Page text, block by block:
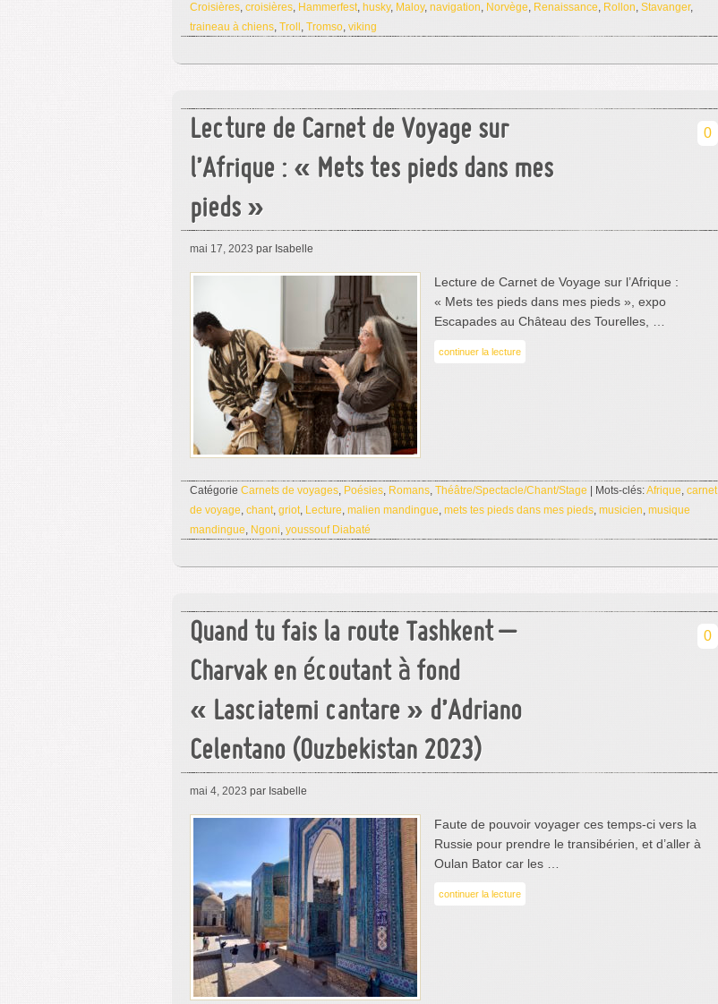
Croisières, croisières, Hammerfest, husky, Maloy, navigation, Norvège, Renaissance, Rollon, Stavanger,
traineau à chiens, Troll , Tromso, viking
Lecture de Carnet de Voyage sur
l’Afrique : « Mets tes pieds dans mes
pieds »
0
mai 17, 2023 par Isabelle
Lecture de Carnet de Voyage sur l’Afrique :
« Mets tes pieds dans mes pieds », expo
Escapades au Château des Tourelles, …
continuer la lecture
Catégorie Carnets de voyages, Poésies, Romans, Théâtre/Spectacle/Chant/Stage | Mots-clés:Afrique, carnet
de voyage, chant, griot, Lecture, malien mandingue, mets tes pieds dans mes pieds, musicien, musique
mandingue, Ngoni, youssouf Diabaté
Quand tu fais la route Tashkent –
Charvak en écoutant à fond
« Lasciatemi cantare » d’Adriano
Celentano (Ouzbekistan 2023)
0
mai 4, 2023 par Isabelle
Faute de pouvoir voyager ces temps-ci vers la
Russie pour prendre le transibérien, et d’aller à
Oulan Bator car les …
continuer la lecture